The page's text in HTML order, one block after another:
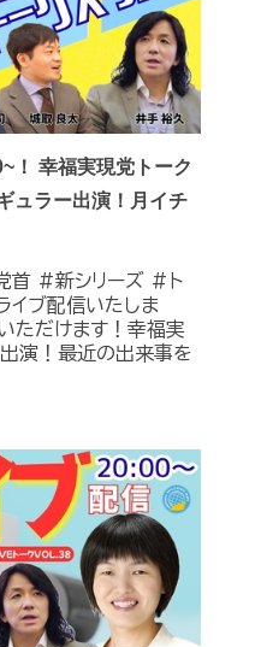
！ 幸福実現党トーク
ュラー出演！月イチ
首 #新シリーズ #ト
ブ配信いたしま
ただけます！幸福実
演！最近の出来事を